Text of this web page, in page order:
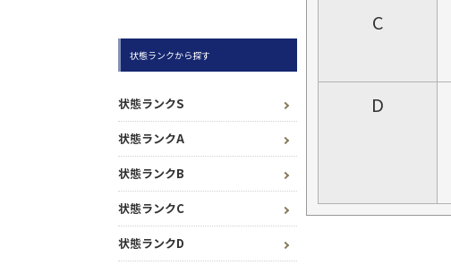
状態ランクから探す
状態ランクS
状態ランクA
状態ランクB
状態ランクC
状態ランクD
C
D